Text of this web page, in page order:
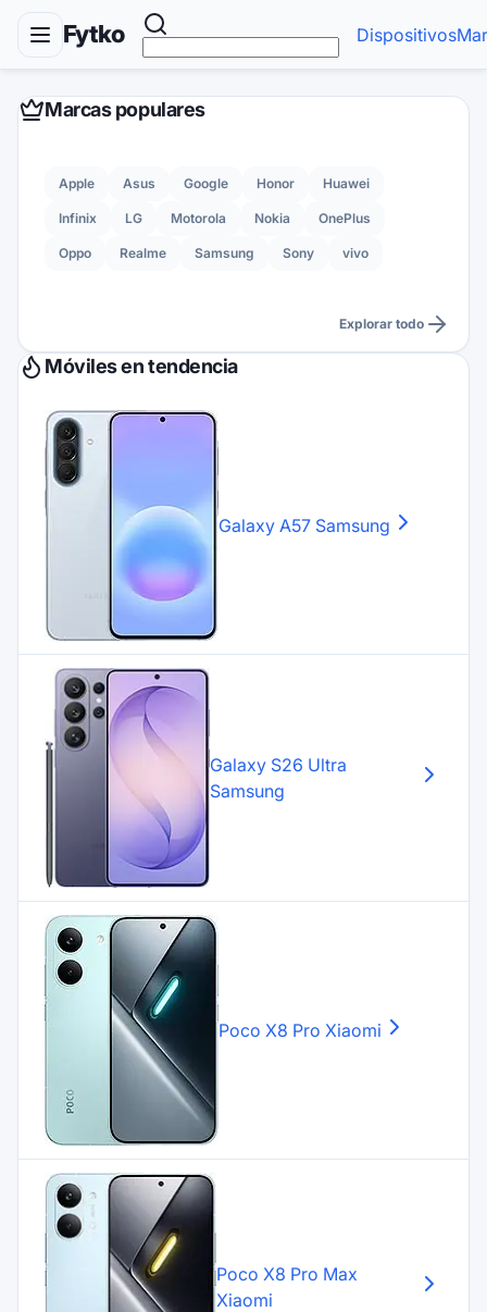
Fytko Dispositivos
Marcas populares
Apple Asus Google Honor Huawei
Infinix LG Motorola Nokia OnePlus
Oppo Realme Samsung Sony vivo
Explorar todo
Móviles en tendencia
Galaxy A57 Samsung
Galaxy S26 Ultra
Samsung
Poco X8 Pro Xiaomi
Poco X8 Pro Max
Xiaomi